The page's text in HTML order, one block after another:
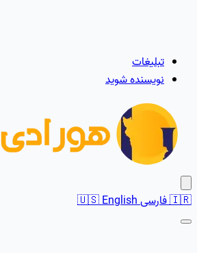
تبلیغات
نویسنده شوید
🇮🇷فارسی 🇺🇸English